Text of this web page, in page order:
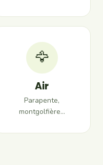
🦅
Air
Parapente,
montgolfière…